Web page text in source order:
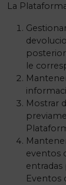
La
le
Mostrar
eventos
Eventos